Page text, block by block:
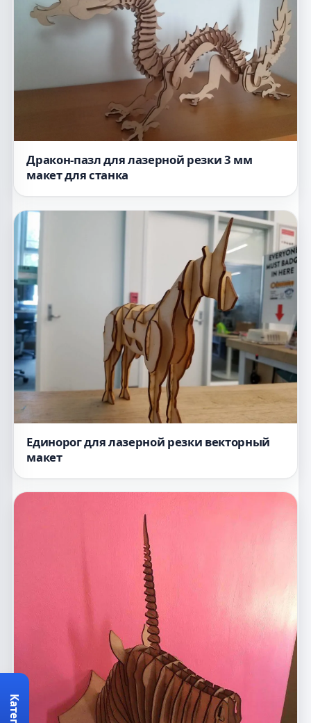
Дракон-пазл для лазерной резки 3 мм
макет для станка
Единорог для лазерной резки векторный
макет